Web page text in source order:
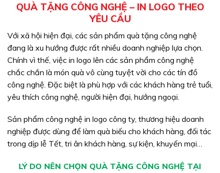
QUÀ TẶNG CÔNG NGHỆ – IN LOGO THEO
YÊU CẦU
Với xã hội hiện đại, các sản phẩm quà tặng công nghệ
đang là xu hướng được rất nhiều doanh nghiệp lựa chọn.
Chính vì thế, việc in logo lên các sản phẩm công nghệ
chắc chắn là món quà vô cùng tuyệt vời cho các tín đồ
công nghệ. Đặc biệt là phù hợp với các khách hàng trẻ tuổi,
yêu thích công nghệ, người hiện đại, hướng ngoại.
Sản phẩm công nghệ in logo công ty, thương hiệu doanh
nghiệp được dùng để làm quà biếu cho khách hàng, đối tác
trong dịp lễ Tết, tri ân khách hàng, sự kiện, khuyến mại…
LÝ DO NÊN CHỌN QUÀ TẶNG CÔNG NGHỆ TẠI